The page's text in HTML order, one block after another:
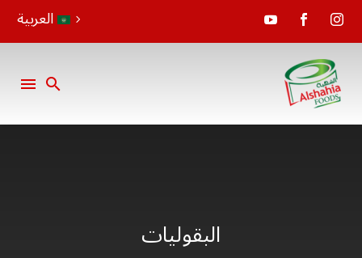
العربية
البقوليات